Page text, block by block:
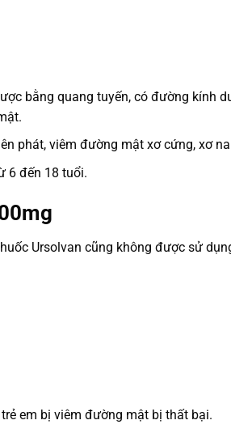
bằng quang tuyến, có đường kính
phát, viêm đường mật xơ cứng, xơ
6 đến 18 tuổi.
Ursolvan cũng không được sử
em bị viêm đường mật bị thất bại.